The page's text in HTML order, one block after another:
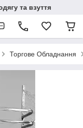
та взуття
Торгове Обладнання